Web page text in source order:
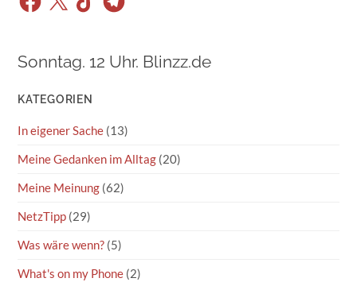
Sonntag. 12 Uhr. Blinzz.de
KATEGORIEN
In eigener Sache (13)
Meine Gedanken im Alltag (20)
Meine Meinung (62)
NetzTipp (29)
Was wäre wenn? (5)
What's on my Phone (2)